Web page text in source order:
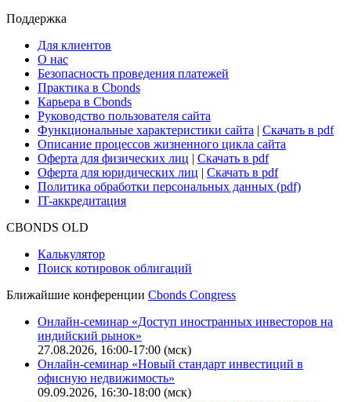
Поддержка
Для клиентов
О нас
Безопасность проведения платежей
Практика в Cbonds
Карьера в Cbonds
Руководство пользователя сайта
Функциональные характеристики сайта | Скачать в pdf
Описание процессов жизненного цикла сайта
Оферта для физических лиц | Скачать в pdf
Оферта для юридических лиц | Скачать в pdf
Политика обработки персональных данных (pdf)
IT-аккредитация
CBONDS OLD
Калькулятор
Поиск котировок облигаций
Ближайшие конференции Cbonds Congress
Онлайн-семинар «Доступ иностранных инвесторов на
индийский рынок»
27.08.2026, 16:00-17:00 (мск)
Онлайн-семинар «Новый стандарт инвестиций в
офисную недвижимость»
09.09.2026, 16:30-18:00 (мск)